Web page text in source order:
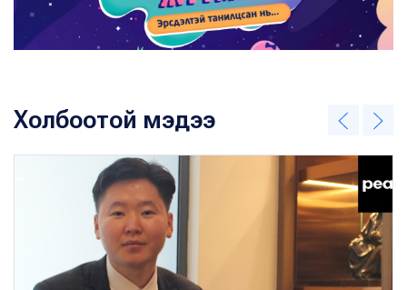
Холбоотой мэдээ